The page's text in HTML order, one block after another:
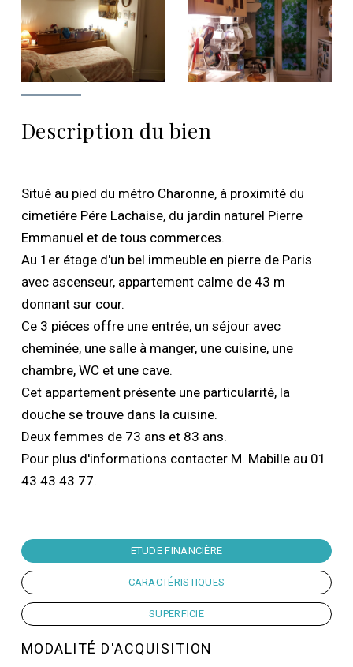
Description du bien
Situé au pied du métro Charonne, à proximité du
cimetiére Pére Lachaise, du jardin naturel Pierre
Emmanuel et de tous commerces.
Au 1er étage d'un bel immeuble en pierre de Paris
avec ascenseur, appartement calme de 43 m
donnant sur cour.
Ce 3 piéces offre une entrée, un séjour avec
cheminée, une salle à manger, une cuisine, une
chambre, WC et une cave.
Cet appartement présente une particularité, la
douche se trouve dans la cuisine.
Deux femmes de 73 ans et 83 ans.
Pour plus d'informations contacter M. Mabille au 01
43 43 43 77.
ETUDE FINANCIÈRE
CARACTÉRISTIQUES
SUPERFICIE
MODALITÉ D'ACQUISITION